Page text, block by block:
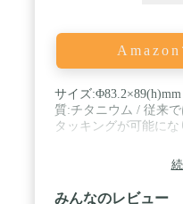
Amazon
サイズ
質:チタニウム / 従来
タッキングが可能にな
みんなのレビュー